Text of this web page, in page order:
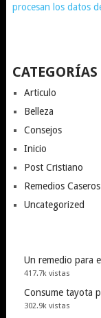
procesan los datos
CATEGORÍAS
Articulo
Belleza
Consejos
Inicio
Post Cristiano
Remedios Caseros
Uncategorized
Un remedio para
417.7k vistas
Consume tayota
302.9k vistas